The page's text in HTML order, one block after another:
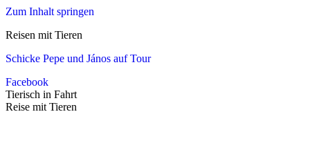
Zum Inhalt springen
Reisen mit Tieren
Schicke Pepe und János auf Tour
Facebook
Tierisch in Fahrt
Reise mit Tieren